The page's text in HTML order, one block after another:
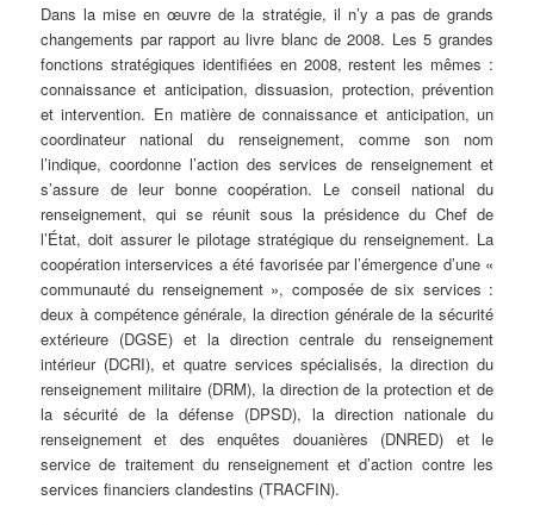
Dans la mise en œuvre de la stratégie, il n’y a pas de grands
changements par rapport au livre blanc de 2008. Les 5 grandes
fonctions stratégiques identifiées en 2008, restent les mêmes :
connaissance et anticipation, dissuasion, protection, prévention
et intervention. En matière de connaissance et anticipation, un
coordinateur national du renseignement, comme son nom
l’indique, coordonne l’action des services de renseignement et
s’assure de leur bonne coopération. Le conseil national du
renseignement, qui se réunit sous la présidence du Chef de
l’État, doit assurer le pilotage stratégique du renseignement. La
coopération interservices a été favorisée par l’émergence d’une «
communauté du renseignement », composée de six services :
deux à compétence générale, la direction générale de la sécurité
extérieure (DGSE) et la direction centrale du renseignement
intérieur (DCRI), et quatre services spécialisés, la direction du
renseignement militaire (DRM), la direction de la protection et de
la sécurité de la défense (DPSD), la direction nationale du
renseignement et des enquêtes douanières (DNRED) et le
service de traitement du renseignement et d’action contre les
services financiers clandestins (TRACFIN).